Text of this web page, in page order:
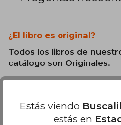
¿El libro es original?
Todos los libros de
catálogo son Originales.
La encuadernación de
Estás viendo
estás en